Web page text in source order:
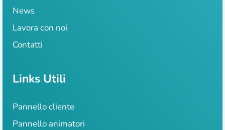
News
Lavora con noi
Contatti
Links Utili
Pannello cliente
Pannello animatori